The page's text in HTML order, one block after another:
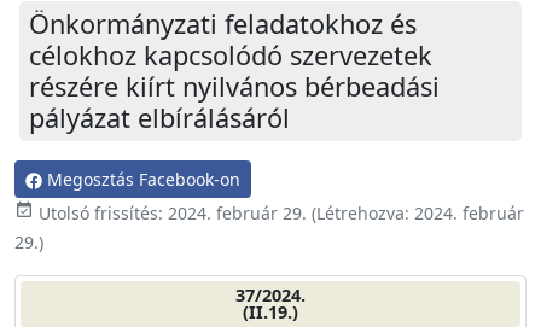
Önkormányzati feladatokhoz és
célokhoz kapcsolódó szervezetek
részére kiírt nyilvános bérbeadási
pályázat elbírálásáról
Megosztás Facebook-on
event_available Utolsó frissítés: 2024. február 29. (Létrehozva: 2024. február
29.)
37/2024.
(II.19.)